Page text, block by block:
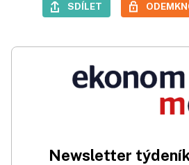
SDÍLET
Newsletter